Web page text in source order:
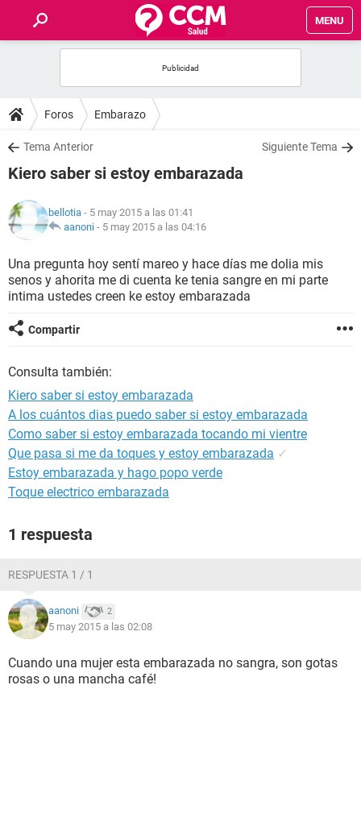
MENU
FOROS
SALUD
NUTRICIÓN
BIENESTAR
Foros Embarazo
Tema Anterior Siguiente Tema
Kiero saber si estoy embarazada
bellotia - 5 may 2015 a las 01:41
aanoni - 5 may 2015 a las 04:16
Una pregunta hoy sentí mareo y hace días me dolia mis
senos y ahorita me di cuenta ke tenia sangre en mi parte
intima ustedes creen ke estoy embarazada
Compartir
Consulta también:
Kiero saber si estoy embarazada
A los cuántos dias puedo saber si estoy embarazada
Como saber si estoy embarazada tocando mi vientre
Que pasa si me da toques y estoy embarazada ✓
Estoy embarazada y hago popo verde
Toque electrico embarazada
1 respuesta
RESPUESTA 1 / 1
aanoni 2
5 may 2015 a las 02:08
Cuando una mujer esta embarazada no sangra, son gotas
rosas o una mancha café!